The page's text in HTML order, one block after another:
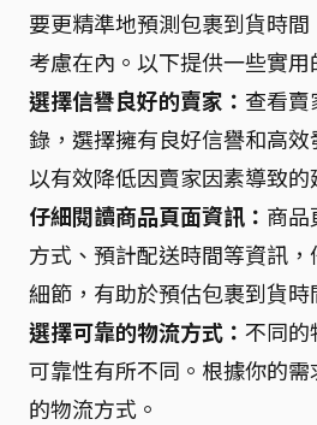
要更精準地預測包裹到貨時
考慮在內。以下提供一些實用
選擇信譽良好的賣家： 查看
錄，選擇擁有良好信譽和高
以有效降低因賣家因素導致的
仔細閱讀商品頁面資訊： 商品
方式、預計配送時間等資訊
細節，有助於預估包裹到貨時
選擇可靠的物流方式： 不同的
可靠性有所不同。根據你的
的物流方式。